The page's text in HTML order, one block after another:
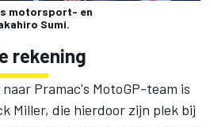
motorsport- en
Sumi.
rekening
Pramac's MotoGP-team is
Miller, die hierdoor zijn plek bij